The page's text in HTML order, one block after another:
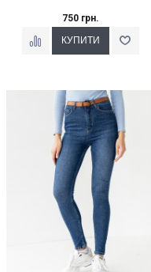
750 грн.
Наклейки Варіант з %